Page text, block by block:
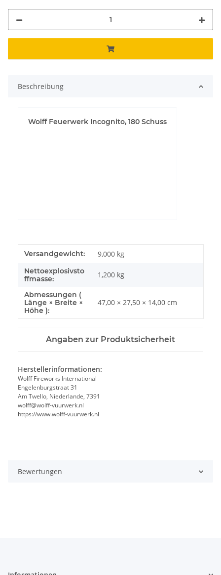
Beschreibung
Wolff Feuerwerk Incognito, 180 Schuss
Produkteigenschaft
Wert
Versandgewicht: 9,000 kg
Nettoexplosivsto
ffmasse:
1,200 kg
Abmessungen (
Länge × Breite ×
Höhe ):
47,00 × 27,50 × 14,00 cm
Angaben zur Produktsicherheit
Herstellerinformationen:
Wolff Fireworks International
Engelenburgstraat 31
Am Twello, Niederlande, 7391
wolff@wolff-vuurwerk.nl
https://www.wolff-vuurwerk.nl
Bewertungen